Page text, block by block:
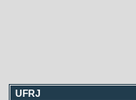
UFRJ